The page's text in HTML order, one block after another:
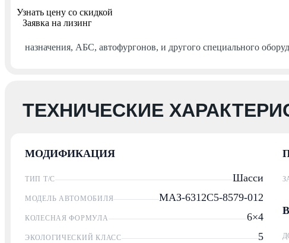
Контакты
Заказать звонок
Узнать цену со скидкой
Заявка на лизинг
назначения, АБС, автофургонов, и другого специального
ТЕХНИЧЕСКИЕ
МОДИФИКАЦИЯ
ТИП Т/С Шасси
МОДЕЛЬ АВТОМОБИЛЯ МАЗ-6312С5-8579-012
КОЛЕСНАЯ ФОРМУЛА 6×4
ЭКОЛОГИЧЕСКИЙ КЛАСС 5